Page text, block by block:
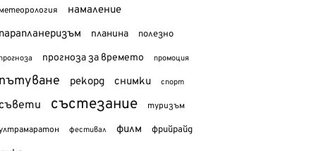
намаление
планина полезно
прогноза за времето промоция
рекорд снимки спорт
състезание туризъм
фестивал филм фрийрайд